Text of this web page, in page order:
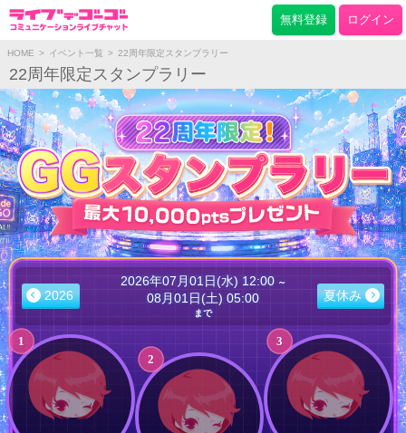
無料登録 ログイン
HOME > イベント一覧 > 22周年限定スタンプラリー
22周年限定スタンプラリー
2026
2026年07月01日(水) 12:00～
08月01日(土) 05:00
まで
夏休み
1
2
3